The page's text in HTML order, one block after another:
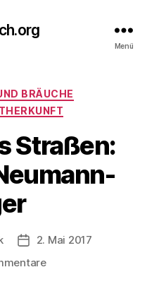
Menü
BRÄUCHE
Straßen:
Veröffentlichungsdatum
2. Mai 2017
zu